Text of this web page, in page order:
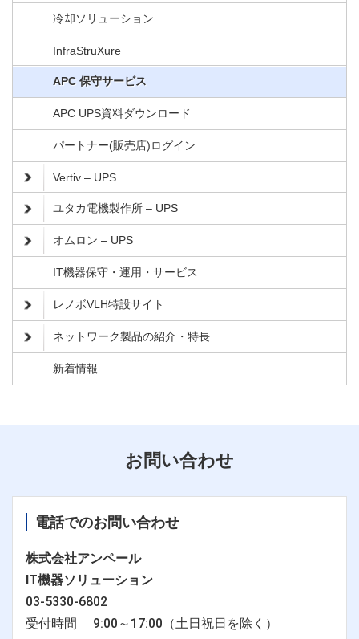
冷却ソリューション
InfraStruXure
APC 保守サービス
APC UPS資料ダウンロード
パートナー(販売店)ログイン
Vertiv – UPS
ユタカ電機製作所 – UPS
オムロン – UPS
IT機器保守・運用・サービス
レノボVLH特設サイト
ネットワーク製品の紹介・特長
新着情報
お問い合わせ
電話でのお問い合わせ
株式会社アンペール
IT機器ソリューション
03-5330-6802
受付時間 9:00～17:00（土日祝日を除く）